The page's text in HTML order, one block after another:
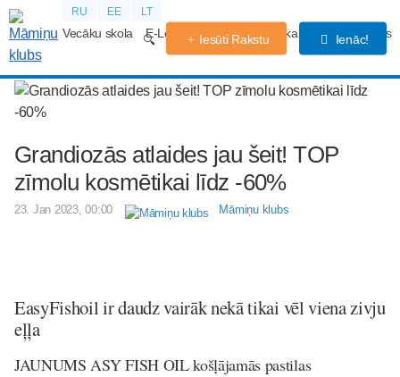
RU EE LT
Vecāku skola E-Lekcijas Grūtniecības kalendārs Forums
Iesūti Rakstu Ienāc!
Grandiozās atlaides jau šeit! TOP
zīmolu kosmētikai līdz -60%
23. Jan 2023, 00:00 Māmiņu klubs
EasyFishoil ir daudz vairāk nekā tikai vēl viena zivju
eļļa
JAUNUMS ASY FISH OIL košļājamās pastilas